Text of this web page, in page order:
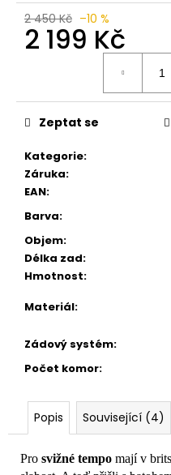
2 450 Kč –10 %
2 199 Kč
Kategorie:
Záruka:
EAN:
Barva:
Objem:
Délka zad:
Hmotnost:
Materiál:
Zádový systém:
Počet komor:
Zeptat se
Popis Související (4)
Pro svižné tempo mají v
č
u
e